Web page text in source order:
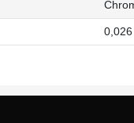
0,026